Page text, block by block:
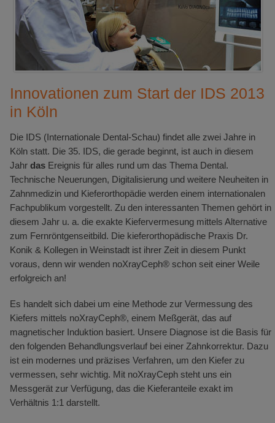
Innovationen zum Start der IDS 2013
in Köln
Die IDS (Internationale Dental-Schau) findet alle zwei Jahre in
Köln statt. Die 35. IDS, die gerade beginnt, ist auch in diesem
Jahr das Ereignis für alles rund um das Thema Dental.
Technische Neuerungen, Digitalisierung und weitere Neuheiten in
Zahnmedizin und Kieferorthopädie werden einem internationalen
Fachpublikum vorgestellt. Zu den interessanten Themen gehört in
diesem Jahr u. a. die exakte Kiefervermesung mittels Alternative
zum Fernröntgenseitbild. Die kieferorthopädische Praxis Dr.
Konik & Kollegen in Weinstadt ist ihrer Zeit in diesem Punkt
voraus, denn wir wenden noXrayCeph® schon seit einer Weile
erfolgreich an!
Es handelt sich dabei um eine Methode zur Vermessung des
Kiefers mittels noXrayCeph®, einem Meßgerät, das auf
magnetischer Induktion basiert. Unsere Diagnose ist die Basis für
den folgenden Behandlungsverlauf bei einer Zahnkorrektur. Dazu
ist ein modernes und präzises Verfahren, um den Kiefer zu
vermessen, sehr wichtig. Mit noXrayCeph steht uns ein
Messgerät zur Verfügung, das die Kieferanteile exakt im
Verhältnis 1:1 darstellt.